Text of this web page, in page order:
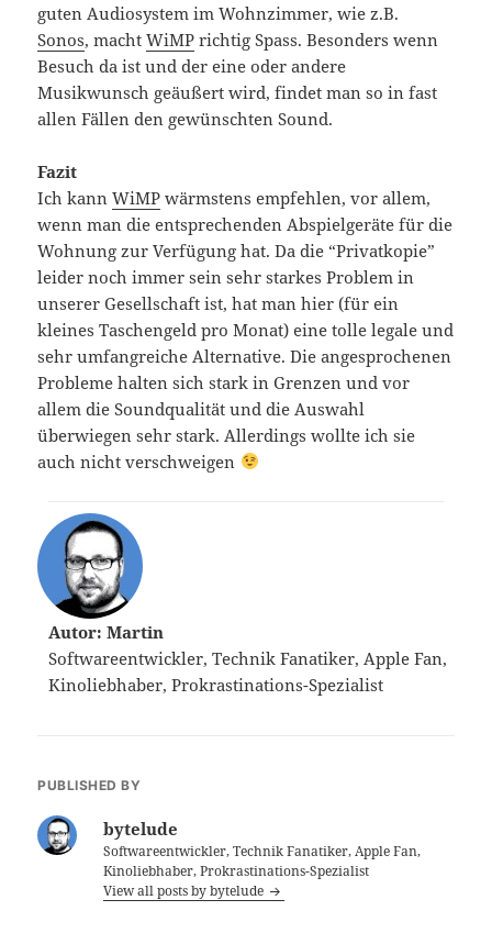
guten Audiosystem im Wohnzimmer, wie z.B.
Sonos, machtWiMP richtig Spass. Besonders wenn
Besuch da ist und der eine oder andere
Musikwunsch geäußert wird, findet man so in fast
allen Fällen den gewünschten Sound.
Fazit
Ich kannWiMP wärmstens empfehlen, vor allem,
wenn man die entsprechenden Abspielgeräte für die
Wohnung zur Verfügung hat. Da die “Privatkopie”
leider noch immer sein sehr starkes Problem in
unserer Gesellschaft ist, hat man hier (für ein
kleines Taschengeld pro Monat) eine tolle legale und
sehr umfangreiche Alternative. Die angesprochenen
Probleme halten sich stark in Grenzen und vor
allem die Soundqualität und die Auswahl
überwiegen sehr stark. Allerdings wollte ich sie
auch nicht verschweigen
Autor: Martin
Softwareentwickler, Technik Fanatiker, Apple Fan,
Kinoliebhaber, Prokrastinations-Spezialist
PUBLISHED BY
bytelude
Softwareentwickler, Technik Fanatiker, Apple Fan,
Kinoliebhaber, Prokrastinations-Spezialist
View all posts by bytelude